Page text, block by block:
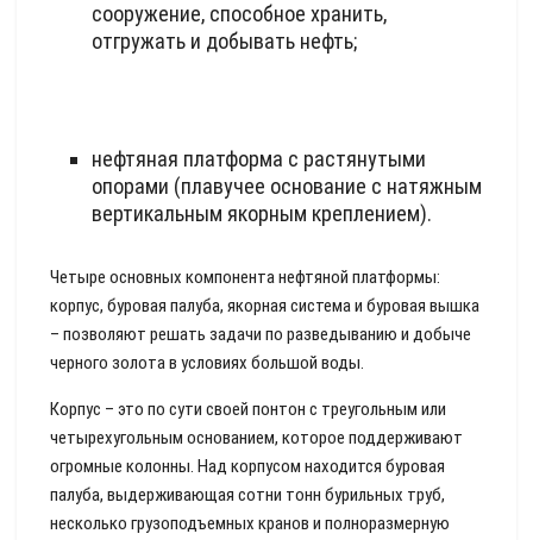
сооружение, способное хранить,
отгружать и добывать нефть;
нефтяная платформа с растянутыми
опорами (плавучее основание с натяжным
вертикальным якорным креплением).
Четыре основных компонента нефтяной платформы:
корпус, буровая палуба, якорная система и буровая вышка
– позволяют решать задачи по разведыванию и добыче
черного золота в условиях большой воды.
Корпус – это по сути своей понтон с треугольным или
четырехугольным основанием, которое поддерживают
огромные колонны. Над корпусом находится буровая
палуба, выдерживающая сотни тонн бурильных труб,
несколько грузоподъемных кранов и полноразмерную